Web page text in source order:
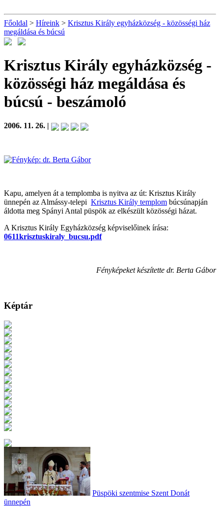
Főoldal > Híreink > Krisztus Király egyházközség - közösségi ház
megáldása és búcsú
Krisztus Király egyházközség -
közösségi ház megáldása és
búcsú - beszámoló
2006. 11. 26. |
Kapu, amelyen át a templomba is nyitva az út: Krisztus Király
ünnepén az Almássy-telepi Krisztus Király templom búcsúnapján
áldotta meg Spányi Antal püspök az elkészült közösségi házat.
A Krisztus Király Egyházközség képviselőinek írása:
0611krisztuskiraly_bucsu.pdf
Fényképeket készítette dr. Berta Gábor
Képtár
Püspöki szentmise Szent Donát
ünnepén